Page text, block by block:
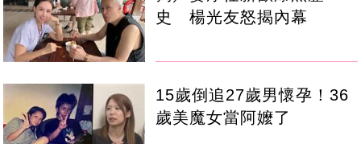
史 楊光友怒揭內幕
15歲倒追27歲男懷孕！36
歲美魔女當阿嬤了